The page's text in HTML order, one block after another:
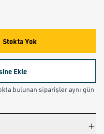
Stokta Yok
Ekle
bulunan siparişler aynı gün